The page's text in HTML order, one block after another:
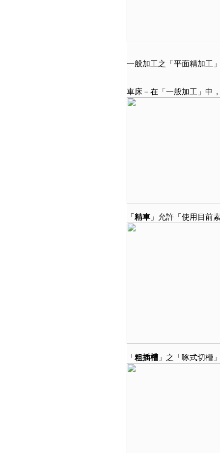
一般加工之「平面精加工
車床－在「一般加工」中
「 精車 」允許「使用目前
「 粗插槽 」之「啄式切槽